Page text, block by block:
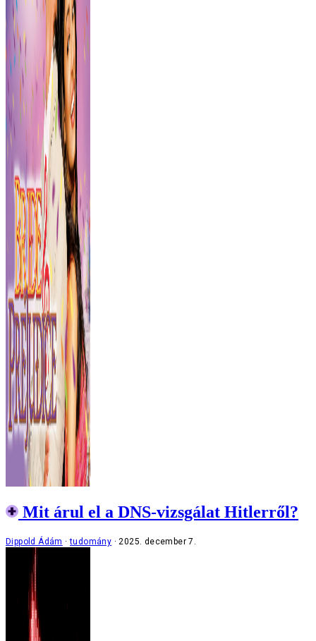
Mit árul el a DNS-vizsgálat Hitlerről?
Dippold Ádám tudomány 2025. december 7.